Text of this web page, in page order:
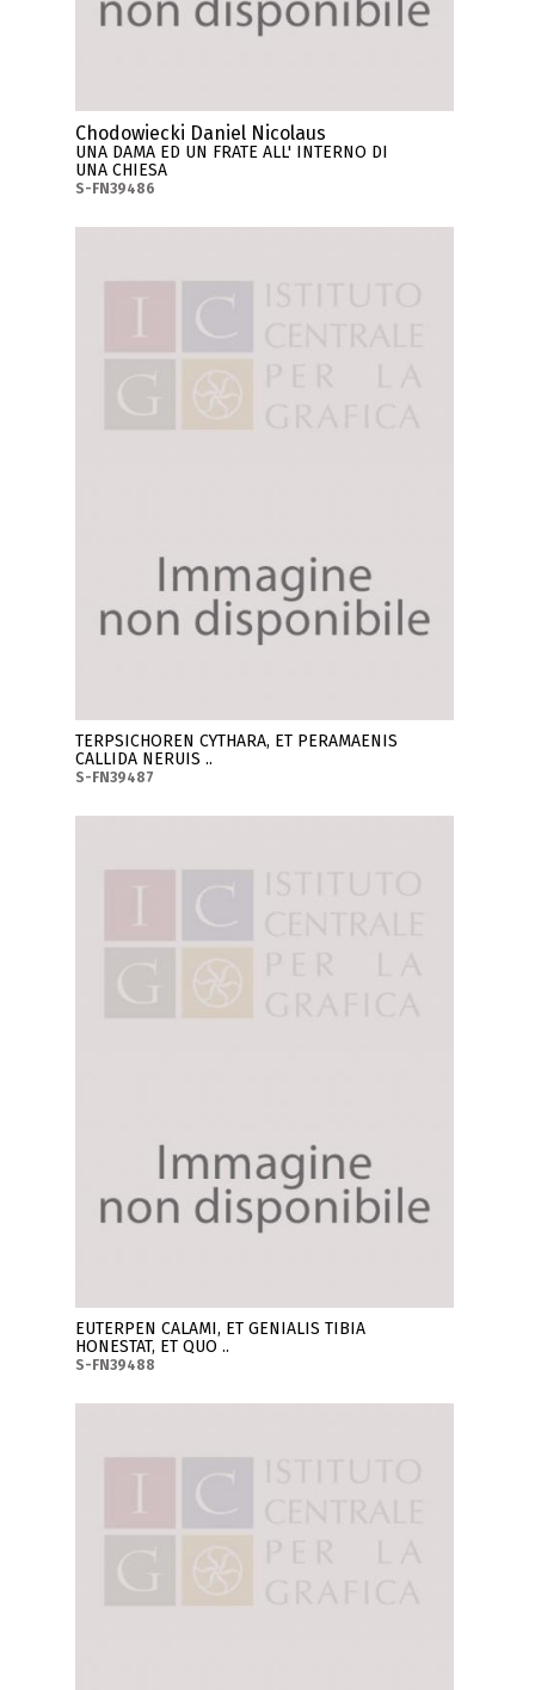
Chodowiecki Daniel Nicolaus
UNA DAMA ED UN FRATE ALL' INTERNO DI
UNA CHIESA
S-FN39486
TERPSICHOREN CYTHARA, ET PERAMAENIS
CALLIDA NERUIS ..
S-FN39487
EUTERPEN CALAMI, ET GENIALIS TIBIA
HONESTAT, ET QUO ..
S-FN39488